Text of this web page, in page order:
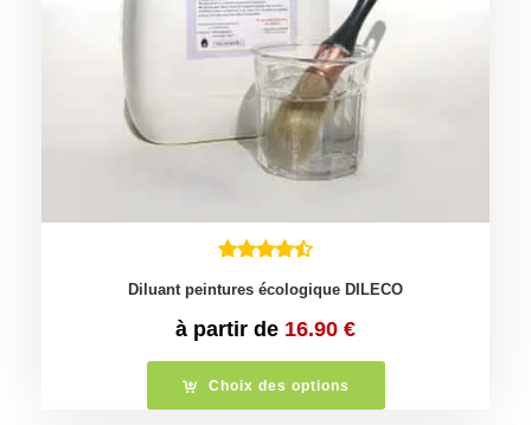
Diluant peintures écologique DILECO
à partir de 16.90 €
Choix des options